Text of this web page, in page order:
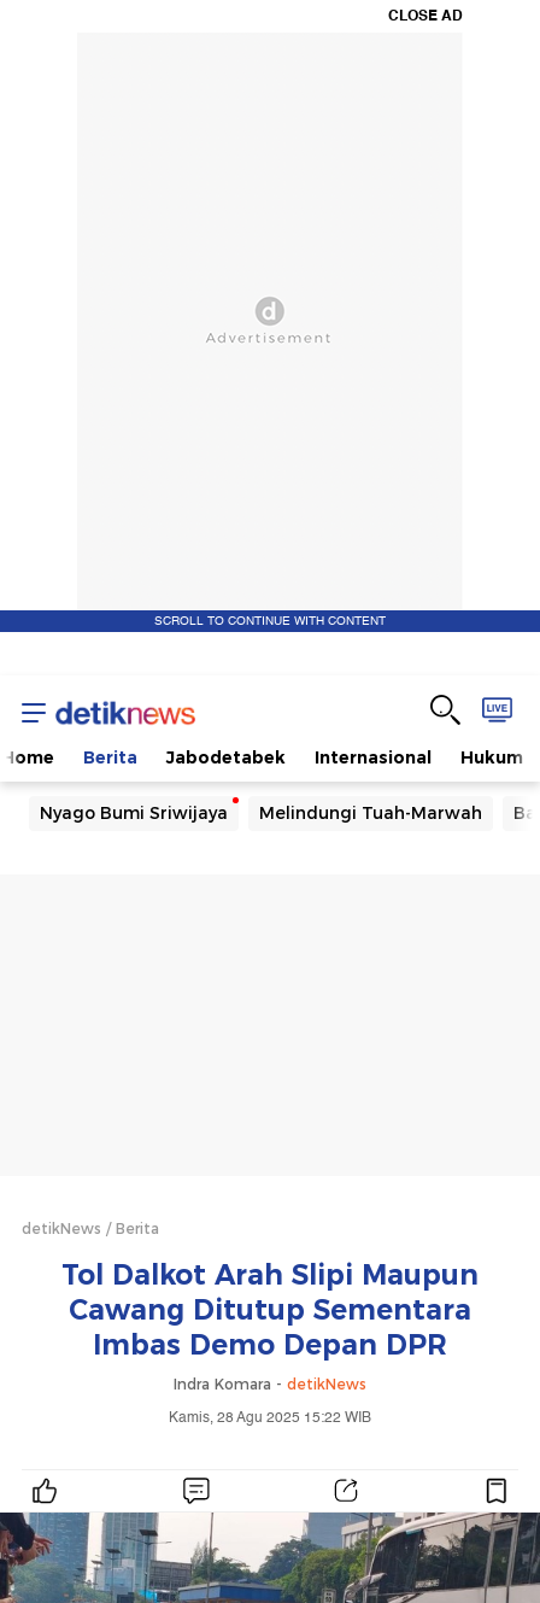
CLOSE AD
SCROLL TO CONTINUE WITH CONTENT
Home Berita Jabodetabek Internasional Hukum
Nyago Bumi Sriwijaya Melindungi Tuah-Marwah
detikNews Berita
Tol Dalkot Arah Slipi Maupun
Cawang Ditutup Sementara
Imbas Demo Depan DPR
Indra Komara - detikNews
Kamis, 28 Agu 2025 15:22 WIB